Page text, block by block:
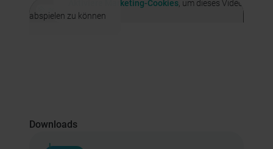
Aktiviere Marketing-Cookies , um dieses Video
abspielen zu können
Downloads